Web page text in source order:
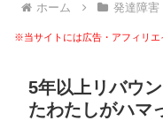
ホーム 発達障害
※当サイトには広告・アフィリ
5年以上リバウ
たわたしがハマ